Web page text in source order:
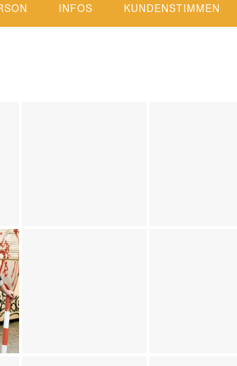
INFOS KUNDENSTIMMEN